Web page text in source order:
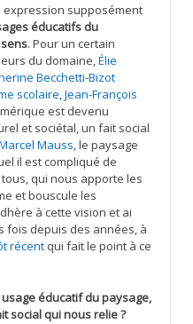
expression supposément
éducatifs du
. Pour un certain
du domaine, Élie
Becchetti-Bizot
scolaire Jean-François
est devenu
et sociétal, un fait social
Mauss , le paysage
il est compliqué de
qui nous apporte les
et bouscule les
à cette vision et ai
fois depuis des années, à
récent qui fait le point à ce
éducatif du paysage,
social qui nous relie ?